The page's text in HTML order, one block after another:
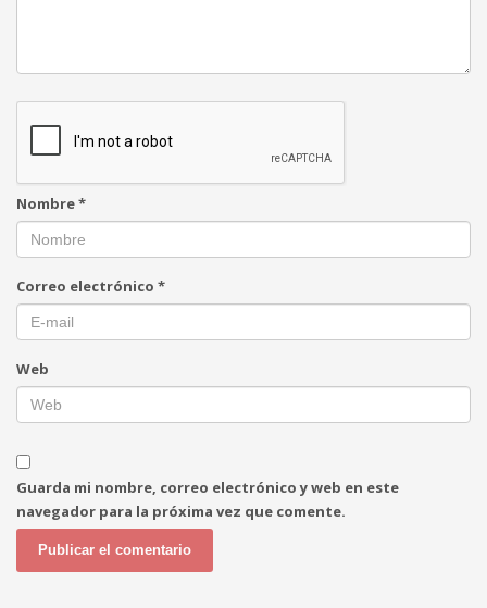
Nombre*
Correo electrónico *
Web
Guarda mi nombre, correo electrónico y web en este
navegador para la próxima vez que comente.